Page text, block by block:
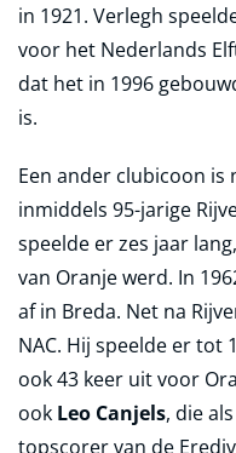
in 1921. Verlegh
voor het Nederlands
dat het in 1996
is.
Een ander clubicoon is
inmiddels 95-jarige
speelde er zes jaar
van Oranje werd. In
af in Breda. Net na
NAC. Hij speelde er tot
ook 43 keer uit voor
ook Leo Canjels, die
topscorer van de